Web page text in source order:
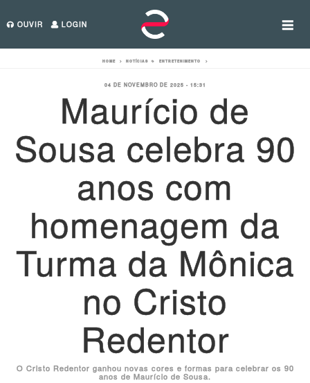
OUVIR LOGIN
HOME > NOTÍCIAS > ENTRETENIMENTO >
04 DE NOVEMBRO DE 2025 - 15:31
Maurício de
Sousa celebra 90
anos com
homenagem da
Turma da Mônica
no Cristo
Redentor
O Cristo Redentor ganhou novas cores e formas para celebrar os 90
anos de Maurício de Sousa.